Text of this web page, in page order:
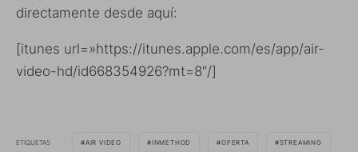
directamente desde aquí:
[itunes url=»https://itunes.apple.com/es/app/air-
video-hd/id668354926?mt=8″/]
ETIQUETAS AIR VIDEO INMETHOD OFERTA STREAMING